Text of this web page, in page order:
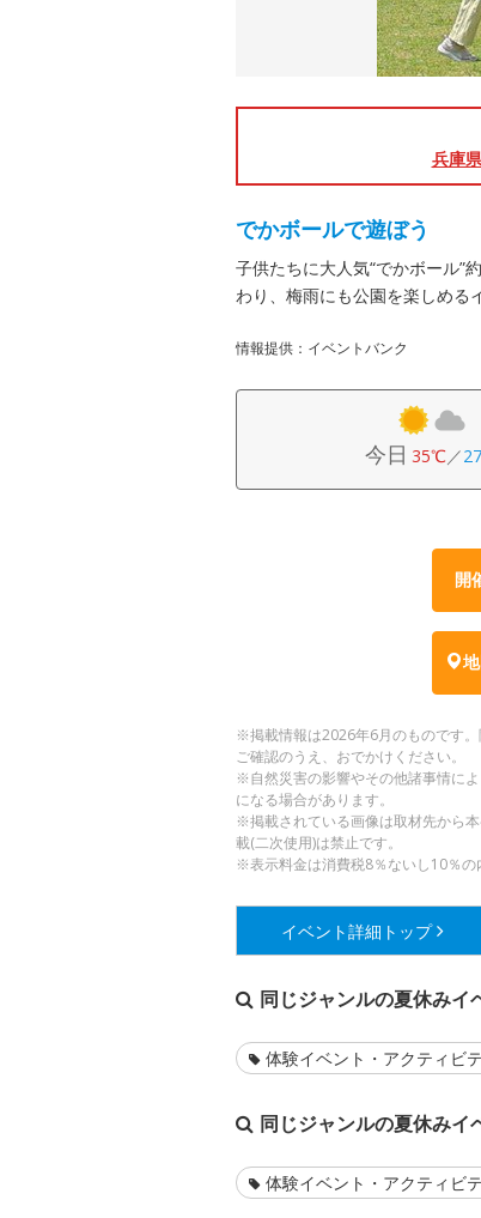
兵庫
でかボールで遊ぼう
子供たちに大人気“でかボール”
わり、梅雨にも公園を楽しめる
情報提供：イベントバンク
今日 35℃／
開
※掲載情報は2026年6月のものです
ご確認のうえ、おでかけください。
※自然災害の影響やその他諸事情に
になる場合があります。
※掲載されている画像は取材先から
載(二次使用)は禁止です。
※表示料金は消費税8％ないし10％の
イベント詳細 トップ
同じジャンルの夏休みイ
体験イベント・アクティビ
同じジャンルの夏休みイ
体験イベント・アクティビ